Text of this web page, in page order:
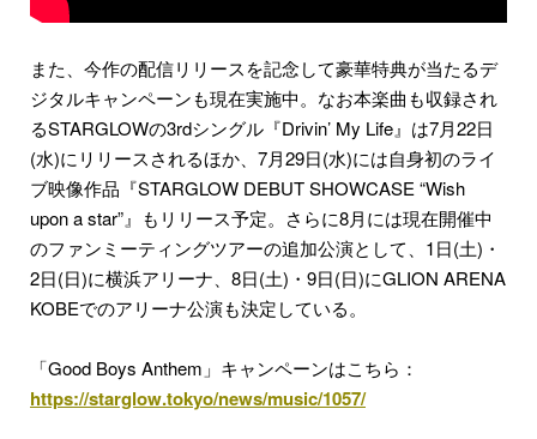
また、今作の配信リリースを記念して豪華特典が当たるデ
ジタルキャンペーンも現在実施中。なお本楽曲も収録され
るSTARGLOWの3rdシングル『Drivin’ My Life』は7月22日
(水)にリリースされるほか、7月29日(水)には自身初のライ
ブ映像作品『STARGLOW DEBUT SHOWCASE “Wish
upon a star”』もリリース予定。さらに8月には現在開催中
のファンミーティングツアーの追加公演として、1日(土)・
2日(日)に横浜アリーナ、8日(土)・9日(日)にGLION ARENA
KOBEでのアリーナ公演も決定している。
「Good Boys Anthem」キャンペーンはこちら：
https://starglow.tokyo/news/music/1057/